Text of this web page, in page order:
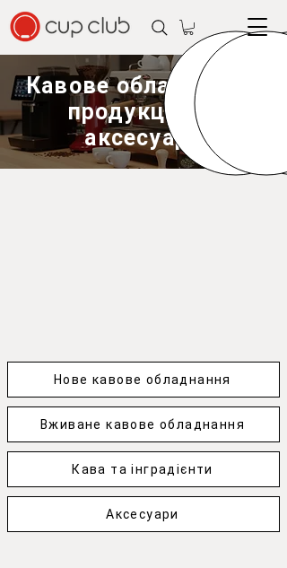
Кавове обладнання,
продукція та
аксесуари
Нове кавове обладнання
Вживане кавове обладнання
Кава та інградієнти
Аксесуари